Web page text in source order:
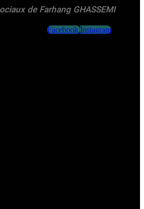
de Farhang GHASSEMI
Facebook Instagram